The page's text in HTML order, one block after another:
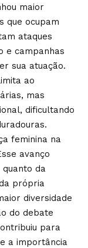
maior
que ocupam
ataques
e campanhas
sua atuação.
ao
mas
dificultando
feminina na
avanço
da
própria
diversidade
do debate
para
a importância